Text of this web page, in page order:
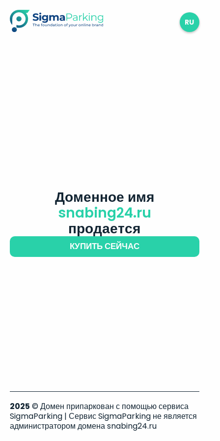
RU
Доменное имя
snabing24.ru
продается
КУПИТЬ СЕЙЧАС
2025 © Домен припаркован с помощью сервиса
SigmaParking | Сервис SigmaParking не является
администратором домена snabing24.ru